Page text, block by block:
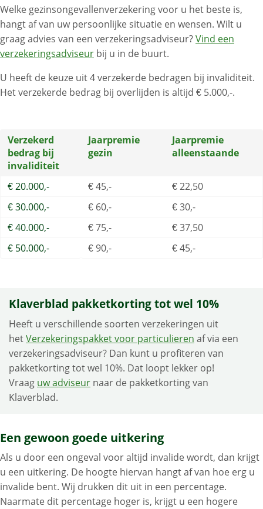
Welke gezinsongevallenverzekering voor u het beste is,
hangt af van uw persoonlijke situatie en wensen. Wilt u
graag advies van een verzekeringsadviseur?Vind een
verzekeringsadviseur bij u in de buurt.
U heeft de keuze uit 4 verzekerde bedragen bij invaliditeit.
Het verzekerde bedrag bij overlijden is altijd € 5.000,-.
Verzekerd
bedrag bij
invaliditeit
Jaarpremie
gezin
Jaarpremie
alleenstaande
€ 20.000,- € 45,-
€ 22,50
€ 30.000,-
€ 60,-
€ 30,-
€ 40.000,-
€ 75,-
€ 37,50
€ 50.000,-
€ 90,- € 45,-
Klaverblad pakketkorting tot wel 10%
Heeft u verschillende soorten verzekeringen uit
hetVerzekeringspakket voor particulieren af via een
verzekeringsadviseur? Dan kunt u profiteren van
pakketkorting tot wel 10%. Dat loopt lekker op!
Vraag uw adviseur naar de pakketkorting van
Klaverblad.
Een gewoon goede uitkering
Als u door een ongeval voor altijd invalide wordt, dan krijgt
u een uitkering. De hoogte hiervan hangt af van hoe erg u
invalide bent. Wij drukken dit uit in een percentage.
Naarmate dit percentage hoger is, krijgt u een hogere